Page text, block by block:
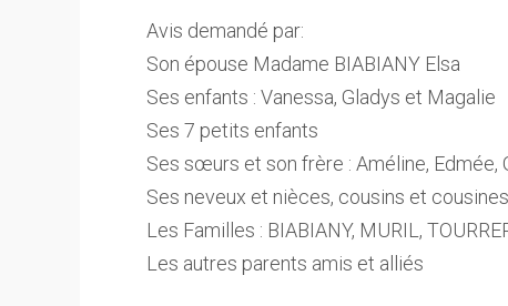
Avis demandé par:
Son épouse Madame BIABIANY Elsa
Ses enfants : Vanessa, Gladys et Magalie
Ses 7 petits enfants
Ses sœurs et son frère : Améline, Edmée,
Ses neveux et nièces, cousins et cousines
Les Familles : BIABIANY, MURIL,
Les autres parents amis et alliés